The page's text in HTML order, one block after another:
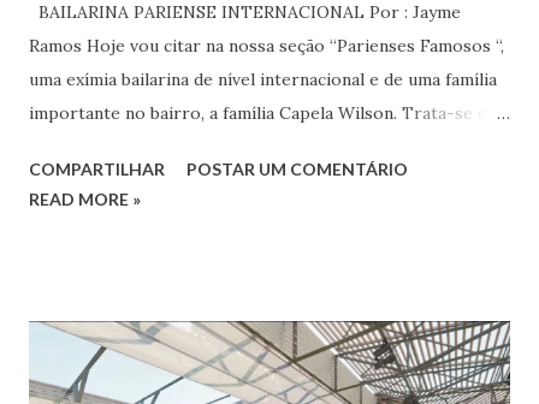
BAILARINA PARIENSE INTERNACIONAL Por : Jayme
Ramos Hoje vou citar na nossa seção “Parienses Famosos “,
uma exímia bailarina de nível internacional e de uma família
importante no bairro, a família Capela Wilson. Trata-se da
Vamos às informações de seu site : Bailarina e professora
Esteve na Índia aprofundando seus estudos neste estilo
além de partir para pesquisa e vivência das danças
COMPARTILHAR
POSTAR UM COMENTÁRIO
READ MORE »